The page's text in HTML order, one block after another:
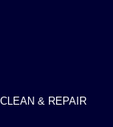
CLEAN & REPAIR